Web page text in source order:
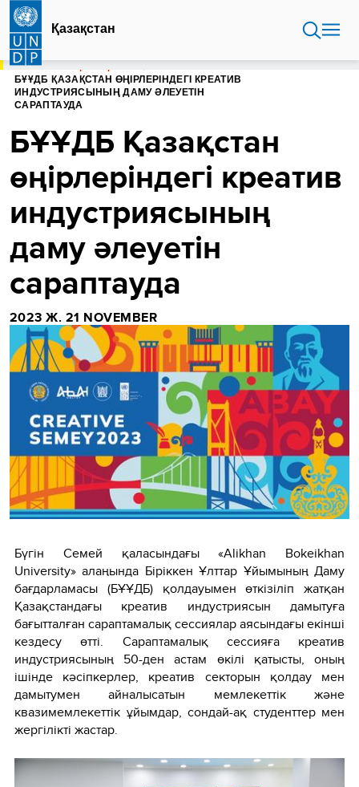
Skip
main
content
Қазақстан
БАСТЫ БЕТ
БҰҰДБ ҚАЗАҚСТАН ӨҢІРЛЕРІНДЕГІ КРЕАТИВ
ИНДУСТРИЯСЫНЫҢ ДАМУ ӘЛЕУЕТІН
САРАПТАУДА
БҰҰДБ Қазақстан
өңірлеріндегі креатив
индустриясының
даму әлеуетін
сараптауда
2023 Ж. 21 NOVEMBER
Бүгін Семей қаласындағы «Alikhan Bokeikhan
University» алаңында Біріккен Ұлттар Ұйымының Даму
бағдарламасы (БҰҰДБ) қолдауымен өткізіліп жатқан
Қазақстандағы креатив индустриясын дамытуға
бағытталған сараптамалық сессиялар аясындағы екінші
кездесу өтті. Сараптамалық сессияға креатив
индустриясының 50-ден астам өкілі қатысты, оның
ішінде кәсіпкерлер, креатив секторын қолдау мен
дамытумен айналысатын мемлекеттік және
квазимемлекеттік ұйымдар, сондай-ақ студенттер мен
жергілікті жастар.